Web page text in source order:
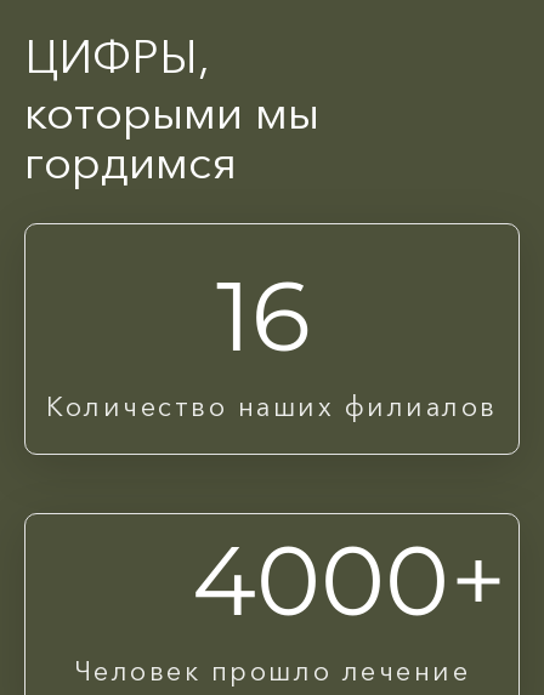
ЦИФРЫ,
которыми мы
гордимся
16
Количество наших филиалов
4000+
Человек прошло лечение